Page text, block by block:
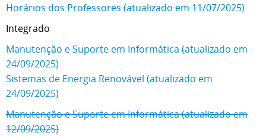
Horários dos Professores (atualizado em 11/07/2025)
Integrado
Manutenção e Suporte em Informática (atualizado em
24/09/2025)
Sistemas de Energia Renovável (atualizado em
24/09/2025)
Manutenção e Suporte em Informática (atualizado em
12/09/2025)